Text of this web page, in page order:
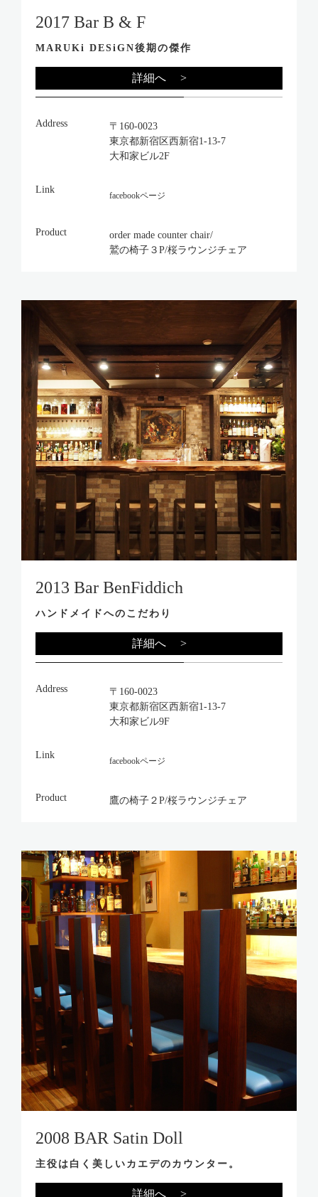
2017 Bar B & F
MARUKi DESiGN後期の傑作
詳細へ >
Address
〒160-0023
東京都新宿区西新宿1-13-7
大和家ビル2F
Link
facebookページ
Product
order made counter chair/
鷲の椅子３P/桜ラウンジチェア
2013 Bar BenFiddich
ハンドメイドへのこだわり
詳細へ >
Address
〒160-0023
東京都新宿区西新宿1-13-7
大和家ビル9F
Link
facebookページ
Product 鷹の椅子２P/桜ラウンジチェア
2008 BAR Satin Doll
主役は白く美しいカエデのカウンター。
詳細へ >